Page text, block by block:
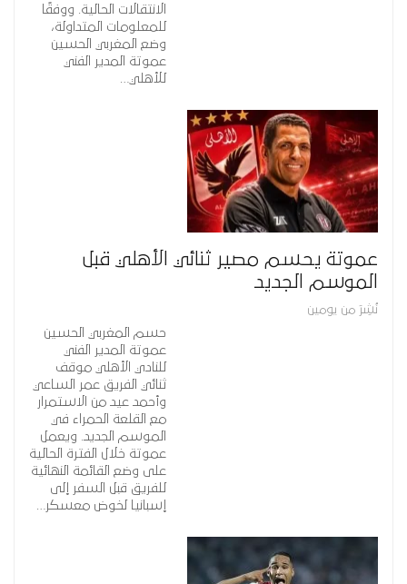
الانتقالات الحالية. ووفقًا
للمعلومات المتداولة،
وضع المغربي الحسين
عموتة المدير الفني
للأهلي…
عموتة يحسم مصير ثنائي الأهلي قبل
الموسم الجديد
نُشِرَ من يومين
حسم المغربي الحسين
عموتة المدير الفني
للنادي الأهلي موقف
ثنائي الفريق عمر الساعي
وأحمد عيد من الاستمرار
مع القلعة الحمراء في
الموسم الجديد. ويعمل
عموتة خلال الفترة الحالية
على وضع القائمة النهائية
للفريق قبل السفر إلى
إسبانيا لخوض معسكر…